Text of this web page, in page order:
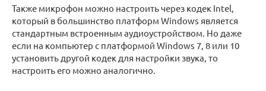
Также микрофон можно настроить через кодек Intel,
который в большинство платформ Windows является
стандартным встроенным аудиоустройством. Но даже
если на компьютер с платформой Windows 7, 8 или 10
установить другой кодек для настройки звука, то
настроить его можно аналогично.